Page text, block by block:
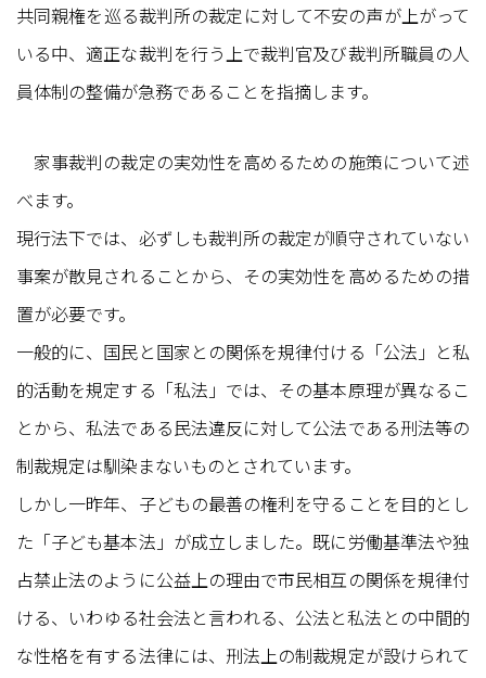
共同親権を巡る裁判所の裁定に対して不安の声が上がって
いる中、適正な裁判を行う上で裁判官及び裁判所職員の人
員体制の整備が急務であることを指摘します。
家事裁判の裁定の実効性を高めるための施策について述
べます。
現行法下では、必ずしも裁判所の裁定が順守されていない
事案が散見されることから、その実効性を高めるための措
置が必要です。
一般的に、国民と国家との関係を規律付ける「公法」と私
的活動を規定する「私法」では、その基本原理が異なるこ
とから、私法である民法違反に対して公法である刑法等の
制裁規定は馴染まないものとされています。
しかし一昨年、子どもの最善の権利を守ることを目的とし
た「子ども基本法」が成立しました。既に労働基準法や独
占禁止法のように公益上の理由で市民相互の関係を規律付
ける、いわゆる社会法と言われる、公法と私法との中間的
な性格を有する法律には、刑法上の制裁規定が設けられて